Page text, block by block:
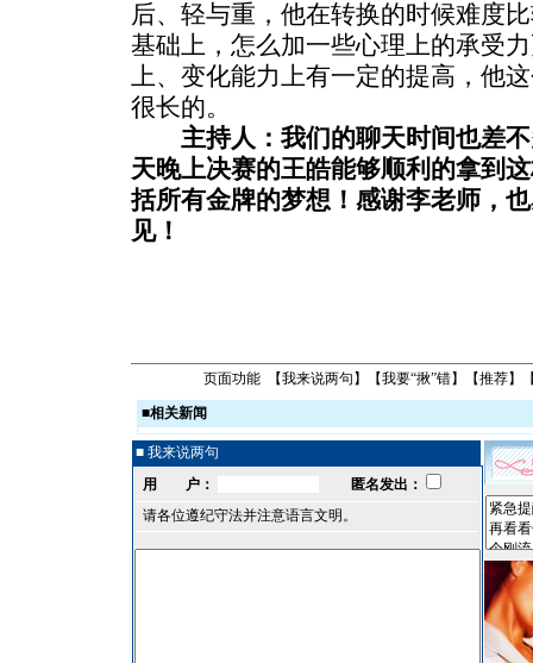
后、轻与重，他在转换的时候难度
基础上，怎么加一些心理上的承受
上、变化能力上有一定的提高，他
很长的。
主持人：我们的聊天时间也差
天晚上决赛的王皓能够顺利的拿到
括所有金牌的梦想！感谢李老师，
见！
页面功能 【我来说两句 】【我要“揪”错】【推荐】
■相关新闻
■ 我来说两句
用 户：
匿名发出：
请各位遵纪守法并注意语言文明。